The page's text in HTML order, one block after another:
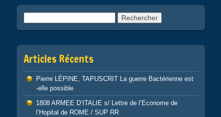
Articles Récents
Pierre LÉPINE, TAPUSCRIT La guerre Bactérienne est
-elle possible
1808 ARMEE D’ITALIE s/ Lettre de l’Econome de
l’Hopital de ROME / SUP RR